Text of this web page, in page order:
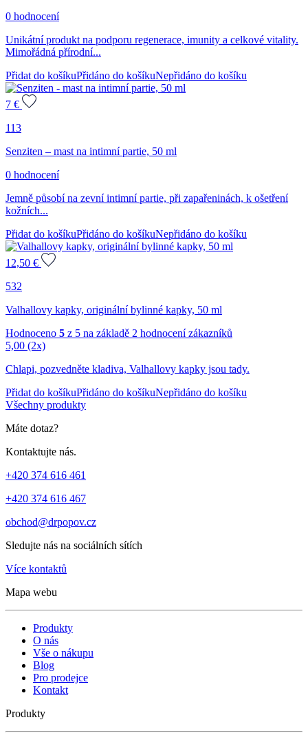
0 hodnocení
Unikátní produkt na podporu regenerace, imunity a celkové vitality.
Mimořádná přírodní...
Přidat do košíkuPřidáno do košíkuNepřidáno do košíku
7 €
113
Senziten – mast na intimní partie, 50 ml
0 hodnocení
Jemně působí na zevní intimní partie, při zapařeninách, k ošetření
kožních...
Přidat do košíkuPřidáno do košíkuNepřidáno do košíku
12,50 €
532
Valhallovy kapky, originální bylinné kapky, 50 ml
Hodnoceno 5 z 5 na základě 2 hodnocení zákazníků
5,00 (2x)
Chlapi, pozvedněte kladiva, Valhallovy kapky jsou tady.
Přidat do košíkuPřidáno do košíkuNepřidáno do košíku
Všechny produkty
Máte dotaz?
Kontaktujte nás.
+420 374 616 461
+420 374 616 467
obchod@drpopov.cz
Sledujte nás na sociálních sítích
Více kontaktů
Mapa webu
Produkty
O nás
Vše o nákupu
Blog
Pro prodejce
Kontakt
Produkty